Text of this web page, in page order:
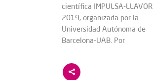
científica IMPULSA-LLAVOR
2019, organizada por la
Universidad Autónoma de
Barcelona-UAB. Por